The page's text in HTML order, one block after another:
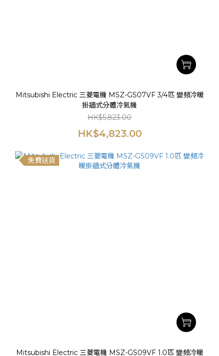
Mitsubishi Electric 三菱電機 MSZ-GS07VF 3/4匹 變頻冷暖
掛牆式分體冷氣機
HK$5,823.00
HK$4,823.00
免費送貨
Mitsubishi Electric 三菱電機 MSZ-GS09VF 1.0匹 變頻冷暖